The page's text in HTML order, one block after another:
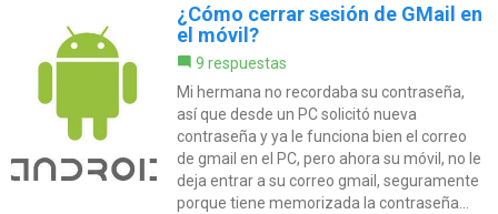
¿Cómo cerrar sesión de GMail en
el móvil?
9 respuestas
Mi hermana no recordaba su contraseña,
así que desde un PC solicitó nueva
contraseña y ya le funciona bien el correo
de gmail en el PC, pero ahora su móvil, no le
deja entrar a su correo gmail, seguramente
porque tiene memorizada la contraseña...